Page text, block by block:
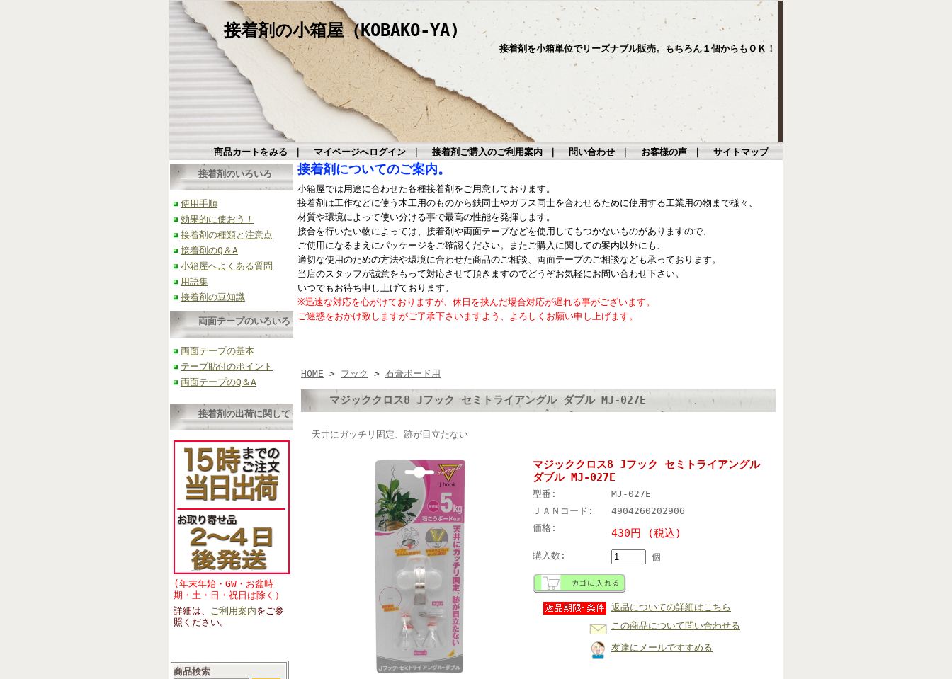
接着剤の小箱屋（KOBAKO-YA)
接着剤を小箱単位でリーズナブル販売。もちろん１個からもＯＫ！
商品カートをみる｜ マイページへログイン｜ 接着剤ご購入のご利用案内｜ 問い合わせ｜ お客様の声｜ サイトマップ
接着剤のいろいろ
使用手順
効果的に使おう！
接着剤の種類と注意点
接着剤のQ＆A
小箱屋へよくある質問
用語集
接着剤の豆知識
両面テープのいろいろ
両面テープの基本
テープ貼付のポイント
両面テープのQ＆A
接着剤の出荷に関して
(年末年始・GW・お盆時
期・土・日・祝日は除く）
詳細は、 ご利用案内をご参
照くださ い。
商品検索
接着剤についてのご案内。
小箱屋では用途に合わせた各種接着剤をご用意しております。
接着剤は工作などに使う木工用のものから鉄同士やガラス同士を合わせるために使用する工業用の物まで様々、
材質や環境によって使い分ける事で最高の性能を発揮します。
接合を行いたい物によっては、接着剤や両面テープなどを使用してもつかないものがありますので、
ご使用になるまえにパッケージをご確認ください。またご購入に関しての案内以外にも、
適切な使用のための方法や環境に合わせた商品のご相談、両面テープのご相談なども承っております。
当店のスタッフが誠意をもって対応させて頂きますのでどうぞお気軽にお問い合わせ下さい。
いつでもお待ち申し上げております。
※迅速な対応を心がけておりますが、休日を挟んだ場合対応が遅れる事がございます。
ご迷惑をおかけ致しますがご了承下さいますよう、よろしくお願い申し上げます。
HOME > フック > 石膏ボード用
マジッククロス8 Jフック セミトライアングル ダブル MJ-027E
天井にガッチリ固定、跡が目立たない
マジッククロス8 Jフック セミトライアングル
ダブル MJ-027E
型番:
MJ-027E
ＪＡＮコード:
4904260202906
価格:
430円 (税込)
購入数: 個
返品についての詳細はこちら
この商品について問い合わせる
友達にメールですすめる